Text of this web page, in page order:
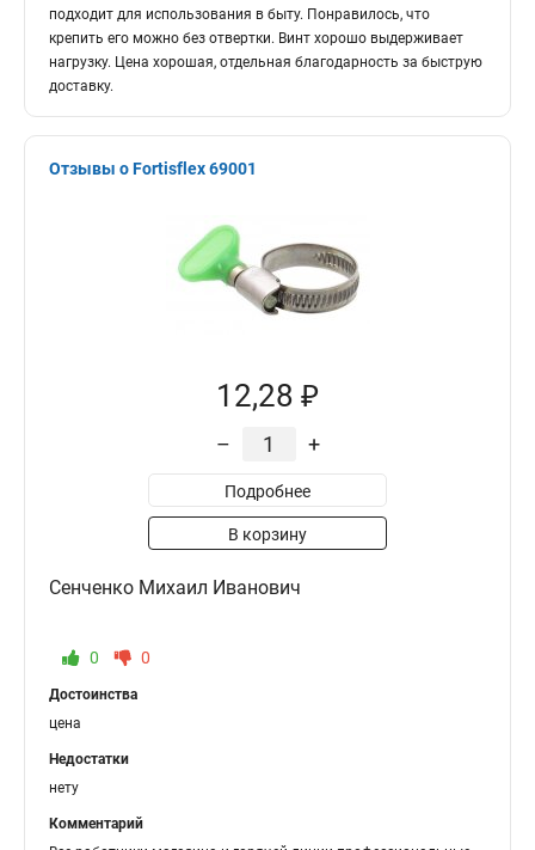
подходит для использования в быту. Понравилось, что
крепить его можно без отвертки. Винт хорошо выдерживает
нагрузку. Цена хорошая, отдельная благодарность за быструю
доставку.
Отзывы о Fortisflex 69001
12,28 ₽
– +
Подробнее
В корзину
Сенченко Михаил Иванович
0 0
Достоинства
цена
Недостатки
нету
Комментарий